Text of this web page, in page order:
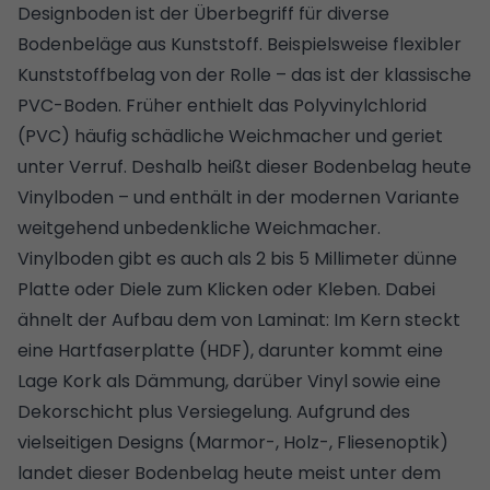
Designboden ist der Überbegriff für diverse
Bodenbeläge aus Kunststoff. Beispielsweise flexibler
Kunststoffbelag von der Rolle – das ist der klassische
PVC-Boden. Früher enthielt das Polyvinylchlorid
(PVC) häufig schädliche Weichmacher und geriet
unter Verruf. Deshalb heißt dieser Bodenbelag heute
Vinylboden – und enthält in der modernen Variante
weitgehend unbedenkliche Weichmacher.
Vinylboden gibt es auch als 2 bis 5 Millimeter dünne
Platte oder Diele zum Klicken oder Kleben. Dabei
ähnelt der Aufbau dem von Laminat: Im Kern steckt
eine Hartfaserplatte (HDF), darunter kommt eine
Lage Kork als Dämmung, darüber Vinyl sowie eine
Dekorschicht plus Versiegelung. Aufgrund des
vielseitigen Designs (Marmor-, Holz-, Fliesenoptik)
landet dieser Bodenbelag heute meist unter dem